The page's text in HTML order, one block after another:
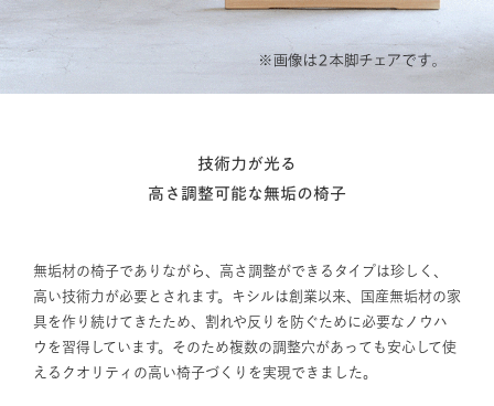
技術力が光る
高さ調整可能な無垢の椅子
無垢材の椅子でありながら、高さ調整ができるタイプは珍しく、
高い技術力が必要とされます。キシルは創業以来、国産無垢材の家
具を作り続けてきたため、割れや反りを防ぐために必要なノウハ
ウを習得しています。そのため複数の調整穴があっても安心して使
えるクオリティの高い椅子づくりを実現できました。